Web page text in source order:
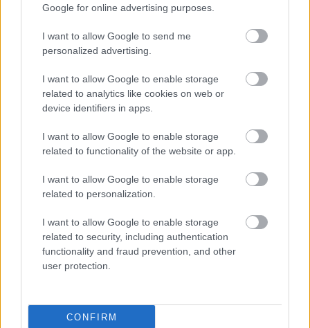
Google for online advertising purposes.
I want to allow Google to send me
personalized advertising.
I want to allow Google to enable storage
related to analytics like cookies on web or
device identifiers in apps.
I want to allow Google to enable storage
related to functionality of the website or app.
I want to allow Google to enable storage
related to personalization.
I want to allow Google to enable storage
related to security, including authentication
functionality and fraud prevention, and other
user protection.
CONFIRM
perioada, produsele Pharmaceris S vin cu o oferta
speciala: la achizitionarea unui produs Pharmaceris
S din farmaciile Sensiblu si Dona beneficiati de o
reducere de 50% pentru un al doilea produs.
Protejeaza-te impotriva razelor solare si a
factorilor nocivi!
Făina de orez: beneficii pentru
Ce se întâmplă cu pielea ta după ce iei
Ibuprofen